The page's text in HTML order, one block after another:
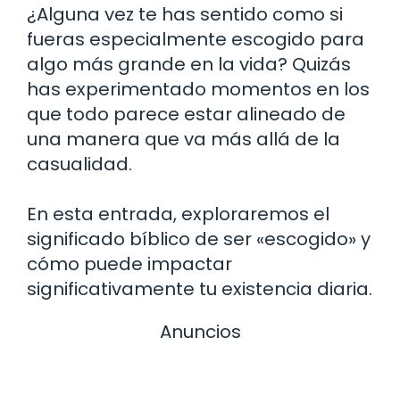
¿Alguna vez te has sentido como si
fueras especialmente escogido para
algo más grande en la vida? Quizás
has experimentado momentos en los
que todo parece estar alineado de
una manera que va más allá de la
casualidad.
En esta entrada, exploraremos el
significado bíblico de ser «escogido» y
cómo puede impactar
significativamente tu existencia diaria.
Anuncios